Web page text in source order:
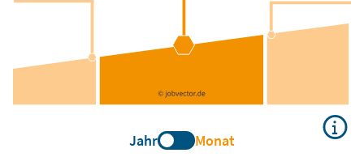
Jahr Monat